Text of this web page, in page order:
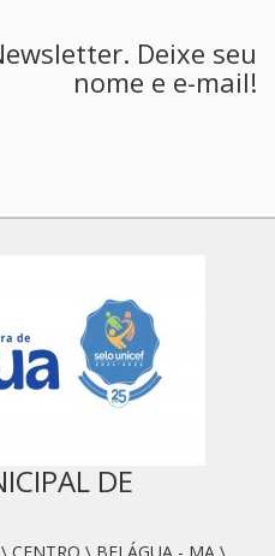
Deixe seu
nome e e-mail!
DE
CENTRO \ BELÁGUA - MA \